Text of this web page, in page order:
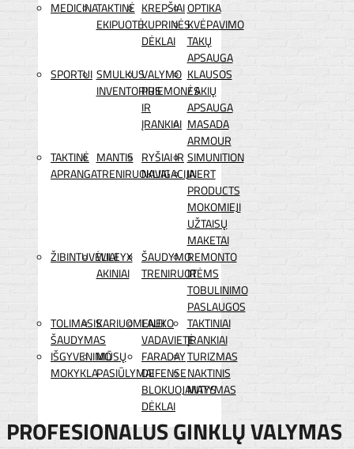
MEDICINATAKTINĖ
EKIPUOTĖ
KREPŠIAI
KUPRINĖS
DĖKLAI
OPTIKA
KVĖPAVIMO
TAKŲ
APSAUGA
SPORTUI SMULKUS
INVENTORIUS
VALYMO
PRIEMONĖS
IR
ĮRANKIAI
KLAUSOS
/ AKIŲ
APSAUGA
MASADA
ARMOUR
TAKTINĖ
APRANGA
MANTIS
TRENIRUOKLIAI
RYŠIAI IR
NAVIGACIJA
SIMUNITION
INERT
PRODUCTS
MOKOMIEJI
UŽTAISŲ
MAKETAI
ŽIBINTUVĖLIAI
WILEYX
AKINIAI
ŠAUDYMO
TRENIRUOTĖMS
REMONTO
IR
TOBULINIMO
PASLAUGOS
TOLIMASIS
ŠAUDYMAS
KARIUOMENEI
LAUKO
VADAVIETĖ
TAKTINIAI
ĮRANKIAI
IŠGYVENIMO
MOKYKLA
MŪSŲ
PASIŪLYMAI
FARADAY
DEFENSE
BLOKUOJANTYS
DĖKLAI
TURIZMAS
NAKTINIS
MATYMAS
PROFESIONALUS GINKLŲ VALYMAS